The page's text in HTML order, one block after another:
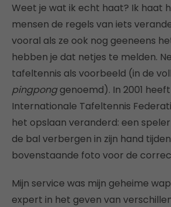
Weet je wat ik echt haat? Ik haat
mensen de regels van iets
vooral als ze ook nog geeneens
hebben je dat netjes te melden.
tafeltennis als voorbeeld (in de
pingponggenoemd). In 2001
Internationale Tafeltennis
het opslaan veranderd: een
de bal verbergen in zijn hand
bovenstaande foto voor de
Mijn service was mijn geheime
expert in het geven van